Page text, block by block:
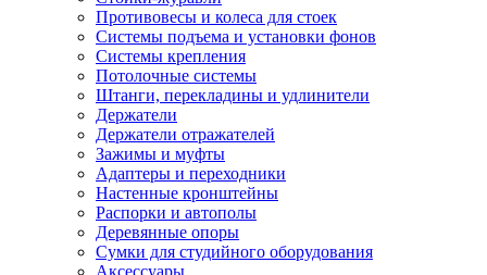
Противовесы и колеса для стоек
Системы подъема и установки фонов
Системы крепления
Потолочные системы
Штанги, перекладины и удлинители
Держатели
Держатели отражателей
Зажимы и муфты
Адаптеры и переходники
Настенные кронштейны
Распорки и автополы
Деревянные опоры
Сумки для студийного оборудования
Аксессуары